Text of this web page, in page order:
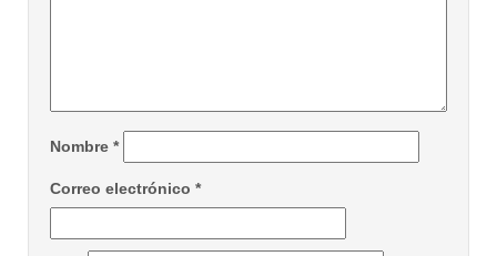
Nombre *
Correo electrónico *